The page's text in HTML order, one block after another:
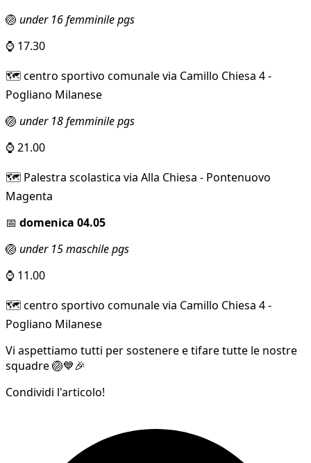
🏐 under 16 femminile pgs
⌚ 17.30
🗺️ centro sportivo comunale via Camillo Chiesa 4 -
Pogliano Milanese
🏐 under 18 femminile pgs
⌚ 21.00
🗺️ Palestra scolastica via Alla Chiesa - Pontenuovo
Magenta
📅 domenica 04.05
🏐 under 15 maschile pgs
⌚ 11.00
🗺️ centro sportivo comunale via Camillo Chiesa 4 -
Pogliano Milanese
Vi aspettiamo tutti per sostenere e tifare tutte le nostre
squadre 🏐💙🎉
Condividi l'articolo!